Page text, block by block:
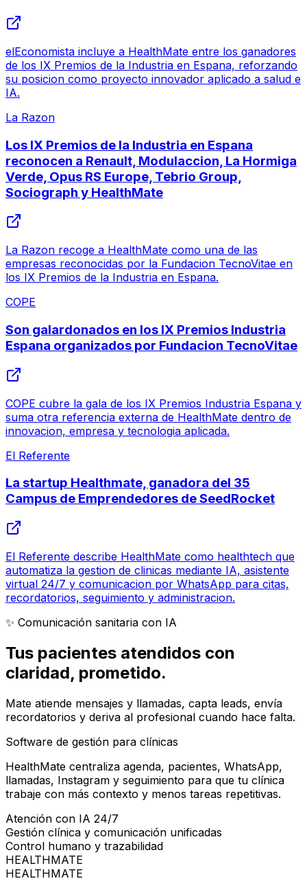
elEconomista incluye a HealthMate entre los ganadores
de los IX Premios de la Industria en Espana, reforzando
su posicion como proyecto innovador aplicado a salud e
IA.
La Razon
Los IX Premios de la Industria en Espana
reconocen a Renault, Modulaccion, La Hormiga
Verde, Opus RS Europe, Tebrio Group,
Sociograph y HealthMate
La Razon recoge a HealthMate como una de las
empresas reconocidas por la Fundacion TecnoVitae en
los IX Premios de la Industria en Espana.
COPE
Son galardonados en los IX Premios Industria
Espana organizados por Fundacion TecnoVitae
COPE cubre la gala de los IX Premios Industria Espana y
suma otra referencia externa de HealthMate dentro de
innovacion, empresa y tecnologia aplicada.
El Referente
La startup Healthmate, ganadora del 35
Campus de Emprendedores de SeedRocket
El Referente describe HealthMate como healthtech que
automatiza la gestion de clinicas mediante IA, asistente
virtual 24/7 y comunicacion por WhatsApp para citas,
recordatorios, seguimiento y administracion.
✨ Comunicación sanitaria con IA
Tus pacientes atendidos con
claridad, prometido.
Mate atiende mensajes y llamadas, capta leads, envía
recordatorios y deriva al profesional cuando hace falta.
Software de gestión para clínicas
HealthMate centraliza agenda, pacientes, WhatsApp,
llamadas, Instagram y seguimiento para que tu clínica
trabaje con más contexto y menos tareas repetitivas.
Atención con IA 24/7
Gestión clínica y comunicación unificadas
Control humano y trazabilidad
HEALTHMATE
HEALTHMATE